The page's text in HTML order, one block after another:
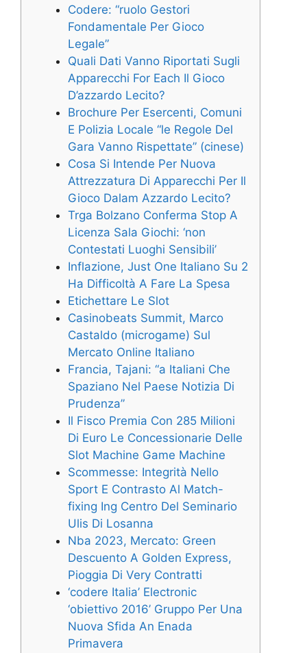
Codere: “ruolo Gestori
Fondamentale Per Gioco
Legale”
Quali Dati Vanno Riportati Sugli
Apparecchi For Each Il Gioco
D’azzardo Lecito?
Brochure Per Esercenti, Comuni
E Polizia Locale “le Regole Del
Gara Vanno Rispettate” (cinese)
Cosa Si Intende Per Nuova
Attrezzatura Di Apparecchi Per Il
Gioco Dalam Azzardo Lecito?
Trga Bolzano Conferma Stop A
Licenza Sala Giochi: ‘non
Contestati Luoghi Sensibili’
Inflazione, Just One Italiano Su 2
Ha Difficoltà A Fare La Spesa
Etichettare Le Slot
Casinobeats Summit, Marco
Castaldo (microgame) Sul
Mercato Online Italiano
Francia, Tajani: “a Italiani Che
Spaziano Nel Paese Notizia Di
Prudenza”
Il Fisco Premia Con 285 Milioni
Di Euro Le Concessionarie Delle
Slot Machine Game Machine
Scommesse: Integrità Nello
Sport E Contrasto Al Match-
fixing Ing Centro Del Seminario
Ulis Di Losanna
Nba 2023, Mercato: Green
Descuento A Golden Express,
Pioggia Di Very Contratti
‘codere Italia’ Electronic
‘obiettivo 2016’ Gruppo Per Una
Nuova Sfida An Enada
Primavera